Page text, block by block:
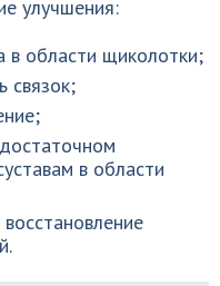
улучшения:
в области щиколотки;
связок;
в области